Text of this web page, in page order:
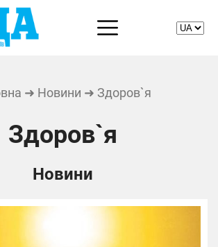
➜ Новини ➜ Здоров`я
Здоров`я
Новини